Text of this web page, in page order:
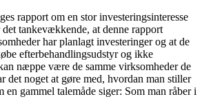
rapport om en stor investeringsinteresse
tankevækkende, at denne rapport
har planlagt investeringer og at de
efterbehandlingsudstyr og ikke
næppe være de samme virksomheder de
det noget at gøre med, hvordan man stiller
en gammel talemåde siger: Som man råber i